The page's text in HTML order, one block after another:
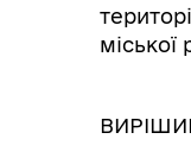
міської